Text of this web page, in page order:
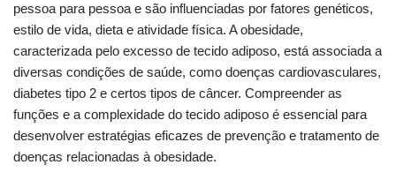
pessoa para pessoa e são influenciadas por fatores genéticos,
estilo de vida, dieta e atividade física. A obesidade,
caracterizada pelo excesso de tecido adiposo, está associada a
diversas condições de saúde, como doenças cardiovasculares,
diabetes tipo 2 e certos tipos de câncer. Compreender as
funções e a complexidade do tecido adiposo é essencial para
desenvolver estratégias eficazes de prevenção e tratamento de
doenças relacionadas à obesidade.